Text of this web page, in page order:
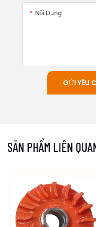
Nội Dung
GỬI YÊU
SẢN PHẨM LIÊN